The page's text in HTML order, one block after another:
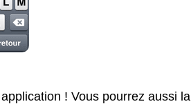
! Vous pourrez aussi la